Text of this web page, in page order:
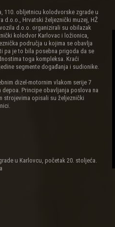
110. obljetnicu kolodvorske zgrade u
d.o.o., Hrvatski željeznički muzej, HŽ
d.o.o. organizirali su obilazak
kolodvor Karlovac i ložionica,
područja u kojima se obavlja
pa je to bila posebna prigoda da se
toga kompleksa. Kraći
segmente događanja i sudionike.
dizel-motornim vlakom serije 7
Principe obavljanja poslova na
strojevima opisali su željeznički
u Karlovcu, početak 20. stoljeća.